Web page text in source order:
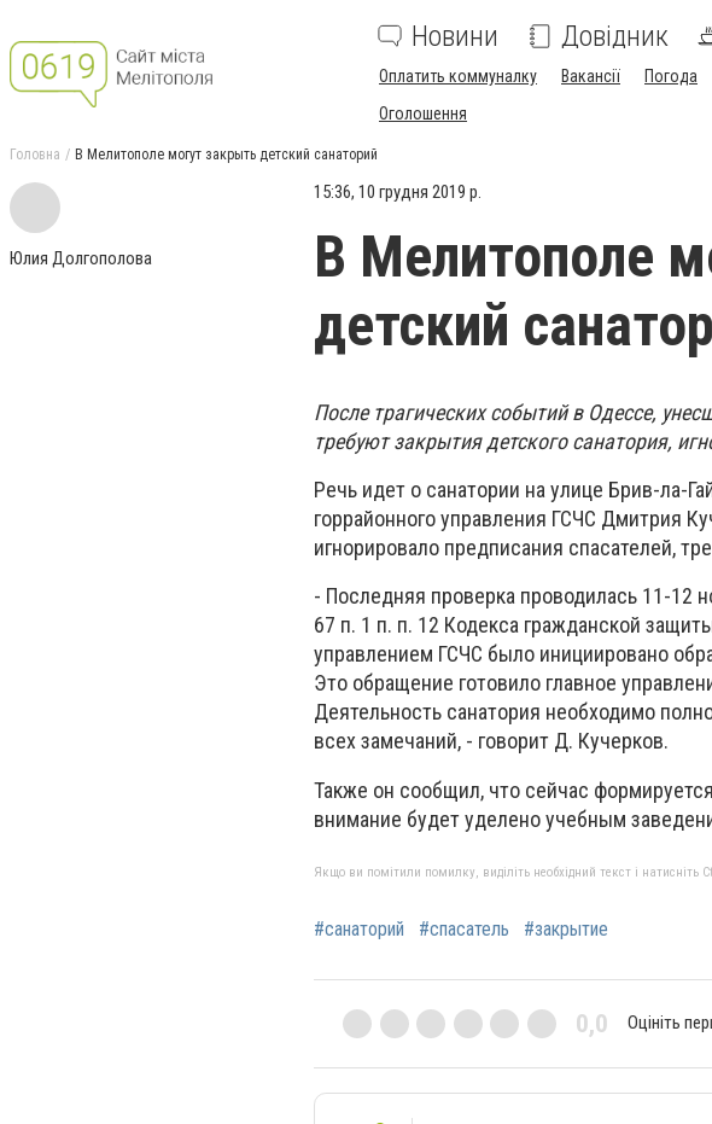
Новини Довідник
Оплатить коммуналку Вакансії Погода
Оголошення
Головна В Мелитополе могут закрыть детский санаторий
Юлия Долгополова
15:36, 10 грудня 2019 р.
В Мелитополе
детский
После трагических событий в Одессе,
требуют закрытия детского санатория,
Речь идет о санатории на улице Брив-ла-
горрайонного управления ГСЧС Дмитрия
игнорировало предписания спасателей,
- Последняя проверка проводилась 11-12
67 п. 1 п. п. 12 Кодекса гражданской
управлением ГСЧС было инициировано
Это обращение готовило главное
Деятельность санатория необходимо
всех замечаний, - говорит Д. Кучерков.
Также он сообщил, что сейчас
внимание будет уделено учебным
Якщо ви помітили помилку, виділіть необхідний текст і натисніть
#санаторий #спасатель #закрытие
0,0 Оцініть